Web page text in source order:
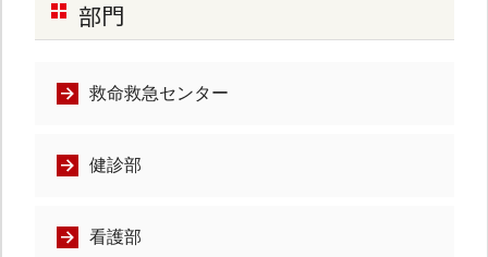
部門
救命救急センター
健診部
看護部